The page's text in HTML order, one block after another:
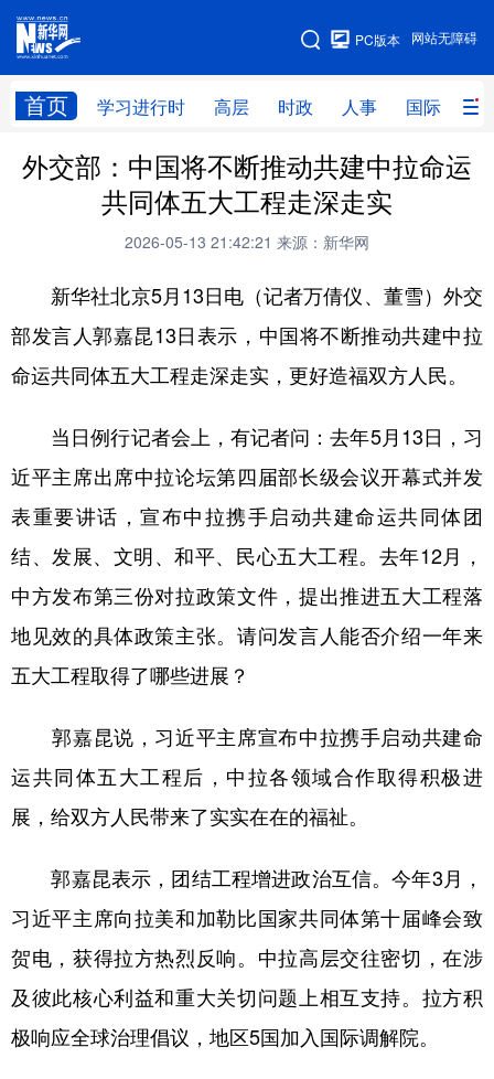
网站无障碍
PC版本
首页 学习进行时 高层 时政 人事 国际 财
网站地图
学习进行时 高层 时政 人事
财经 网评
科技 科创 量子 体育
文化 书画 健康 军事
法律 中央文件 金融 汽车
食品 人居 信息化 数字经济
彩票 娱乐 时尚 悦读
公益 一带一路
地方频道
浙江 安徽 福建 江西
山东 河南 湖北 湖南
广东 广西 海南 重庆
外交部：中国将不断推动共建中拉命运
共同体五大工程走深走实
2026-05-13 21:42:21 来源：新华网
新华社北京5月13日电（记者万倩仪、董雪）外交
部发言人郭嘉昆13日表示，中国将不断推动共建中拉
命运共同体五大工程走深走实，更好造福双方人民。
当日例行记者会上，有记者问：去年5月13日，习
近平主席出席中拉论坛第四届部长级会议开幕式并发
表重要讲话，宣布中拉携手启动共建命运共同体团
结、发展、文明、和平、民心五大工程。去年12月，
中方发布第三份对拉政策文件，提出推进五大工程落
地见效的具体政策主张。请问发言人能否介绍一年来
五大工程取得了哪些进展？
郭嘉昆说，习近平主席宣布中拉携手启动共建命
运共同体五大工程后，中拉各领域合作取得积极进
展，给双方人民带来了实实在在的福祉。
郭嘉昆表示，团结工程增进政治互信。今年3月，
习近平主席向拉美和加勒比国家共同体第十届峰会致
贺电，获得拉方热烈反响。中拉高层交往密切，在涉
及彼此核心利益和重大关切问题上相互支持。拉方积
极响应全球治理倡议，地区5国加入国际调解院。